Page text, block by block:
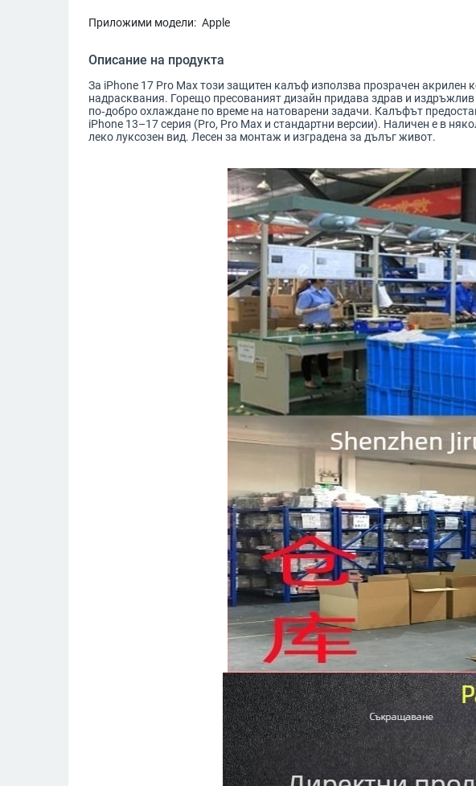
Приложими модели: Apple
Описание на продукта
За iPhone 17 Pro Max този защитен калъф използва прозрачен акрилен
надрасквания. Горещо пресованият дизайн придава здрав и
по‑добро охлаждане по време на натоварени задачи. Калъфът
iPhone 13–17 серия (Pro, Pro Max и стандартни версии). Наличен е в
леко луксозен вид. Лесен за монтаж и изградена за дълъг живот.